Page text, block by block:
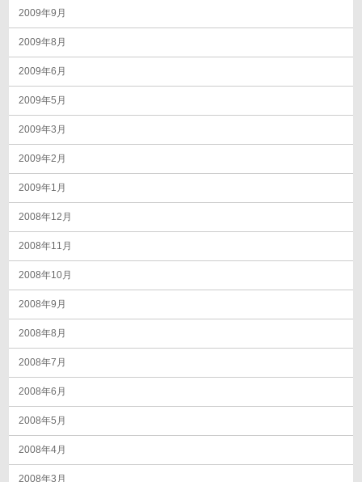
2009年9月
2009年8月
2009年6月
2009年5月
2009年3月
2009年2月
2009年1月
2008年12月
2008年11月
2008年10月
2008年9月
2008年8月
2008年7月
2008年6月
2008年5月
2008年4月
2008年3月